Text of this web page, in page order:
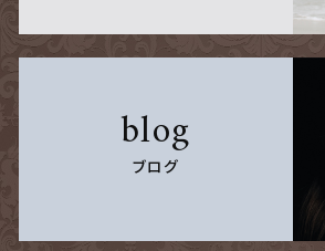
blog
ブログ